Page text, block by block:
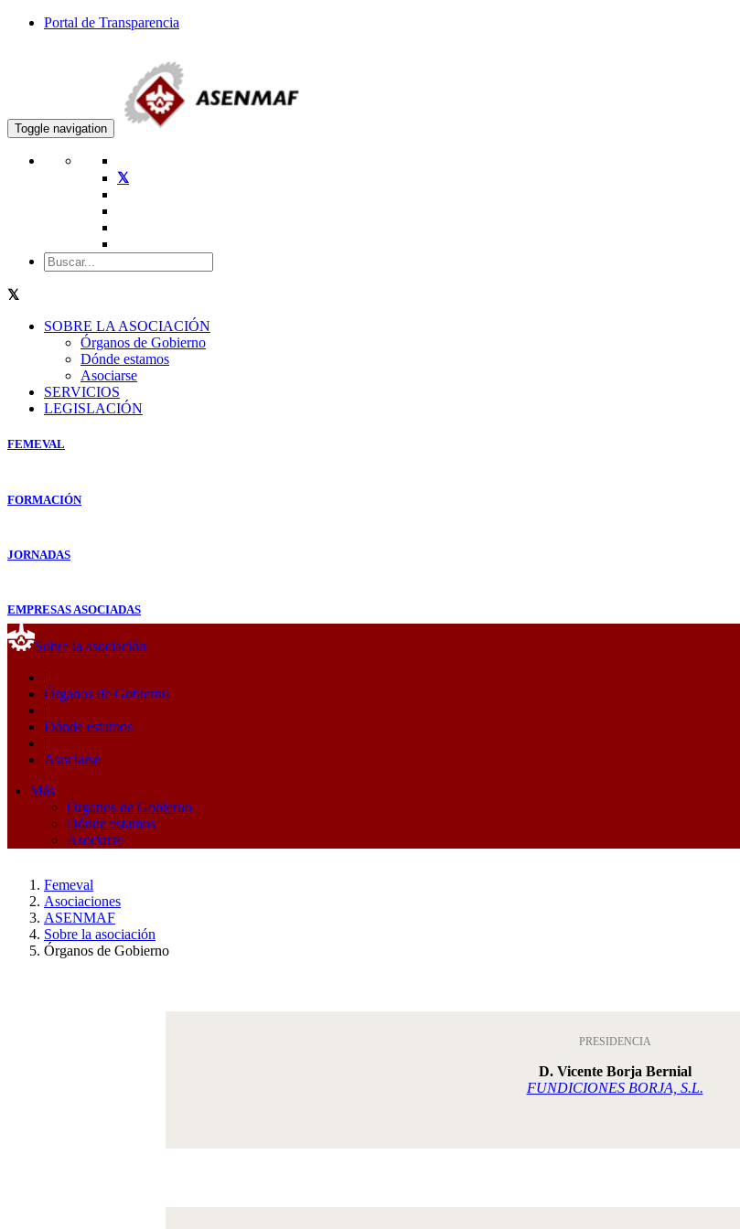
Portal de Transparencia
Toggle navigation
SOBRE LA ASOCIACIÓN
Órganos de Gobierno
Dónde estamos
Asociarse
SERVICIOS
LEGISLACIÓN
FEMEVAL
FORMACIÓN
JORNADAS
EMPRESAS ASOCIADAS
Sobre la asociación
Órganos de Gobierno
Dónde estamos
Asociarse
Más
Órganos de Gobierno
Dónde estamos
Asociarse
Femeval
Asociaciones
ASENMAF
Sobre la asociación
Órganos de Gobierno
PRESIDENCIA
D. Vicente Borja Bernial
FUNDICIONES BORJA, S.L.